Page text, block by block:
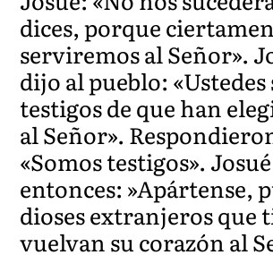
dices, porque
serviremos al Señor».
dijo al pueblo: «Ustedes
testigos de que han
al Señor».
«Somos testigos».
entonces: »Apártense,
dioses extranjeros que
vuelvan su corazón al